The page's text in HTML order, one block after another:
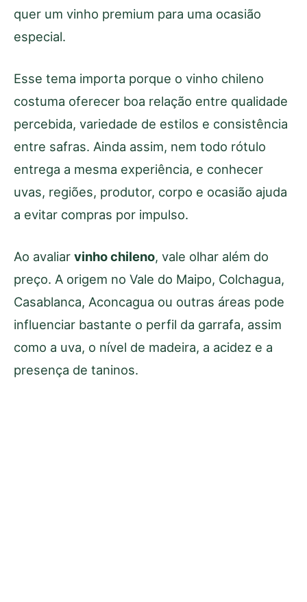
quer um vinho premium para uma ocasião
especial.
Esse tema importa porque o vinho chileno
costuma oferecer boa relação entre qualidade
percebida, variedade de estilos e consistência
entre safras. Ainda assim, nem todo rótulo
entrega a mesma experiência, e conhecer
uvas, regiões, produtor, corpo e ocasião ajuda
a evitar compras por impulso.
Ao avaliar vinho chileno, vale olhar além do
preço. A origem no Vale do Maipo, Colchagua,
Casablanca, Aconcagua ou outras áreas pode
influenciar bastante o perfil da garrafa, assim
como a uva, o nível de madeira, a acidez e a
presença de taninos.